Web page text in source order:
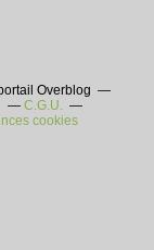
Overblog
C.G.U.
cookies